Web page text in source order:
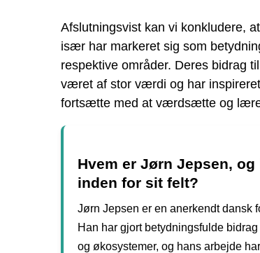
Afslutningsvist kan vi konkludere,
især har markeret sig som
respektive områder. Deres bidrag
været af stor værdi og har
fortsætte med at værdsætte og lære
Hvem er Jørn Jepsen,
inden for sit felt?
Jørn Jepsen er en anerkendt dansk
Han har gjort betydningsfulde
og økosystemer, og hans arbejde